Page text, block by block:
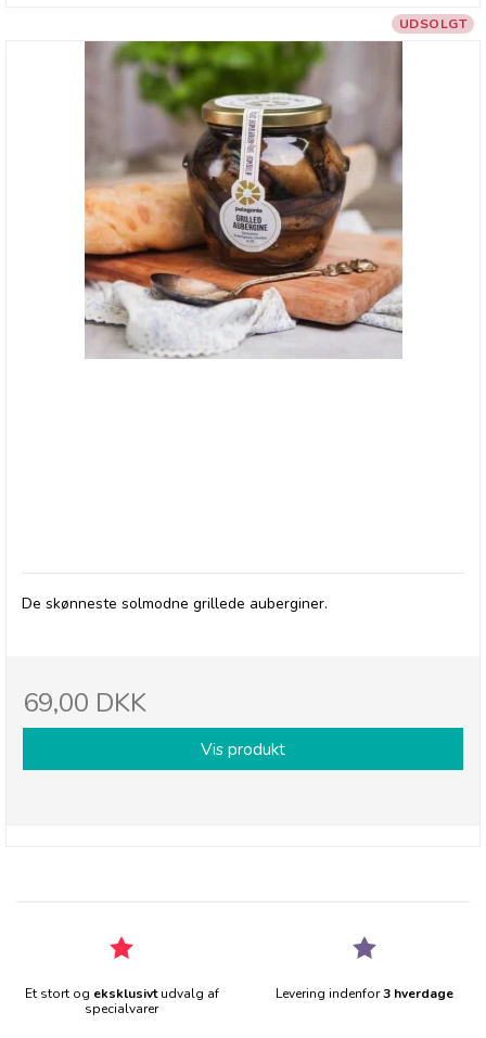
UDSOLGT
De skønneste solmodne grillede auberginer.
69,00 DKK
Vis produkt
Et stort og eksklusivtudvalg af
specialvarer
Levering indenfor3 hverdage